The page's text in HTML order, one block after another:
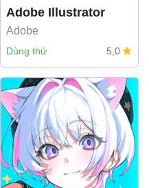
Adobe Illustrator
Adobe
Dùng thử 5,0